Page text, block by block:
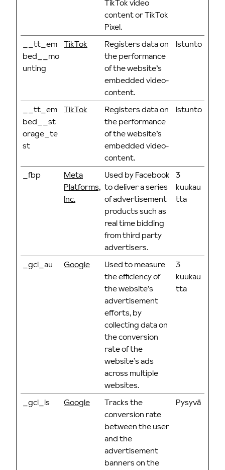
TikTok video
content or TikTok
Pixel.
__tt_em
bed__mo
unting
TikTok
Registers data on
the performance
of the website’s
embedded video-
content.
Istunto
__tt_em
bed__st
orage_te
st
TikTok
Registers data on
the performance
of the website’s
embedded video-
content.
Istunto
_fbp
Meta
Platforms,
Inc.
Used by Facebook
to deliver a series
of advertisement
products such as
real time bidding
from third party
advertisers.
3
kuukau
tta
_gcl_au Google
Used to measure
the efficiency of
the website’s
advertisement
efforts, by
collecting data on
the conversion
rate of the
website’s ads
across multiple
websites.
3
kuukau
tta
_gcl_ls Google
Tracks the
conversion rate
between the user
and the
advertisement
banners on the
Pysyvä